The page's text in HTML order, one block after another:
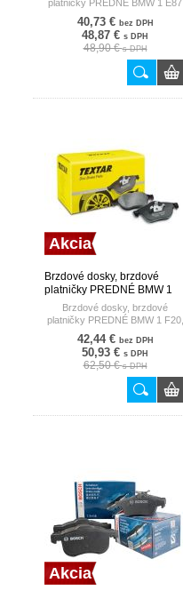
platničky PREDNÉ BMW 1 E87
116-118-120 04-
40,73 € bez DPH
48,87 € s DPH
48,90 €s DPH
Akcia
Brzdové dosky, brzdové
platničky PREDNÉ BMW 1
F20, F21 120D 10- TEXTAR
Brzdové dosky, brzdové
platničky PREDNÉ BMW 1 F20,
F21 120D 10-
42,44 € bez DPH
50,93 € s DPH
62,50 €s DPH
Akcia